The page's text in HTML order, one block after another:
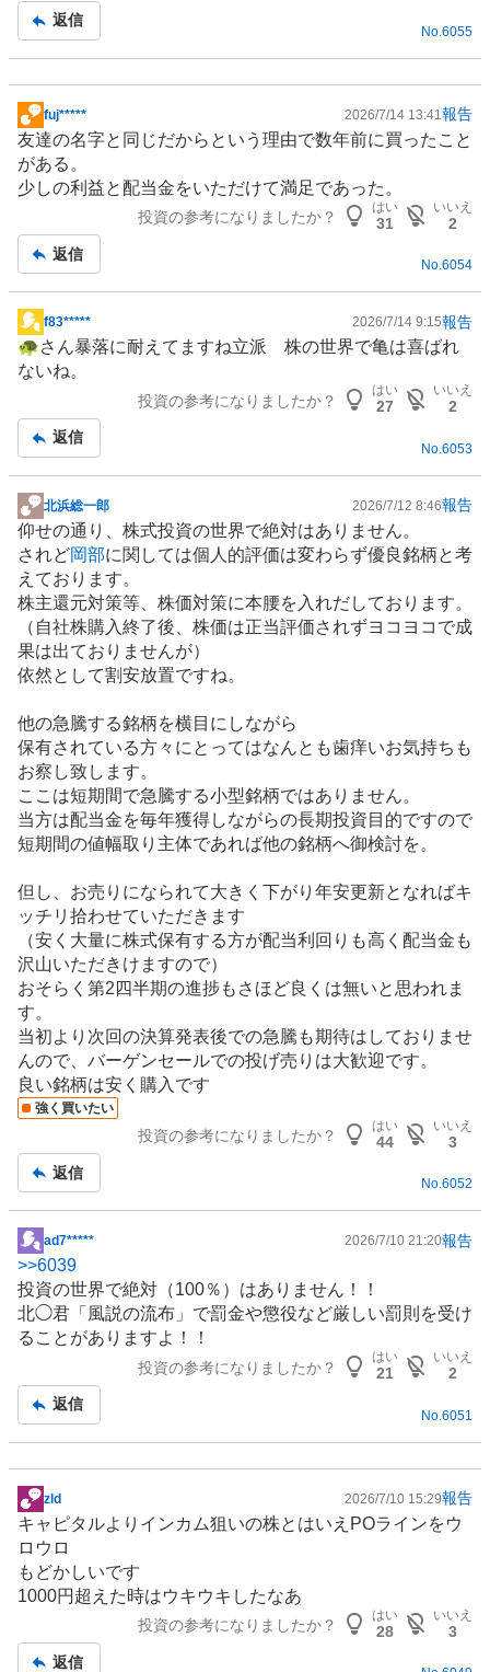
事
返信
No. 6055
掲
示
板
記
fuj***** 2026/7/14 13:41 報告
友達の名字と同じだからという理由で数年前に買ったこと
がある。
少しの利益と配当金をいただけて満足であった。
投資の参考になりましたか？
はい
31
いいえ
2
返信
No.6054
掲
示
板
f83***** 2026/7/14 9:15報告
🐢さん暴落に耐えてますね立派 株の世界で亀は喜ばれ
ないね。
投資の参考になりましたか？
はい
27
いいえ
2
返信
No. 6053
掲
示
板
記
事
北浜総一郎 2026/7/12 8:46報告
仰せの通り、株式投資の世界で絶対はありません。
されど岡部に関しては個人的評価は変わらず優良銘柄と考
えております。
株主還元対策等、株価対策に本腰を入れだしております。
（自社株購入終了後、株価は正当評価されずヨコヨコで成
果は出ておりませんが）
依然として割安放置ですね。
他の急騰する銘柄を横目にしながら
保有されている方々にとってはなんとも歯痒いお気持ちも
お察し致します。
ここは短期間で急騰する小型銘柄ではありません。
当方は配当金を毎年獲得しながらの長期投資目的ですので
短期間の値幅取り主体であれば他の銘柄へ御検討を。
但し、お売りになられて大きく下がり年安更新となればキ
ッチリ拾わせていただきます
（安く大量に株式保有する方が配当利回りも高く配当金も
沢山いただきけますので）
おそらく第2四半期の進捗もさほど良くは無いと思われま
す。
当初より次回の決算発表後での急騰も期待はしておりませ
んので、バーゲンセールでの投げ売りは大歓迎です。
良い銘柄は安く購入です
強く買いたい
投資の参考になりましたか？
はい
44
いいえ
3
返信
No.6052
掲
示
板
記
事
ad7***** 2026/7/10 21:20報告
>>6039
投資の世界で絶対（100％）はありません！！
北◯君「風説の流布」で罰金や懲役など厳しい罰則を受け
ることがありますよ！！
投資の参考になりましたか？
はい
21
いいえ
2
返信
No. 6051
掲
示
板
記
事
zld 2026/7/10 15:29報告
キャピタルよりインカム狙いの株とはいえPOラインをウ
ロウロ
もどかしいです
1000円超えた時はウキウキしたなあ
投資の参考になりましたか？
はい
28
いいえ
3
返信